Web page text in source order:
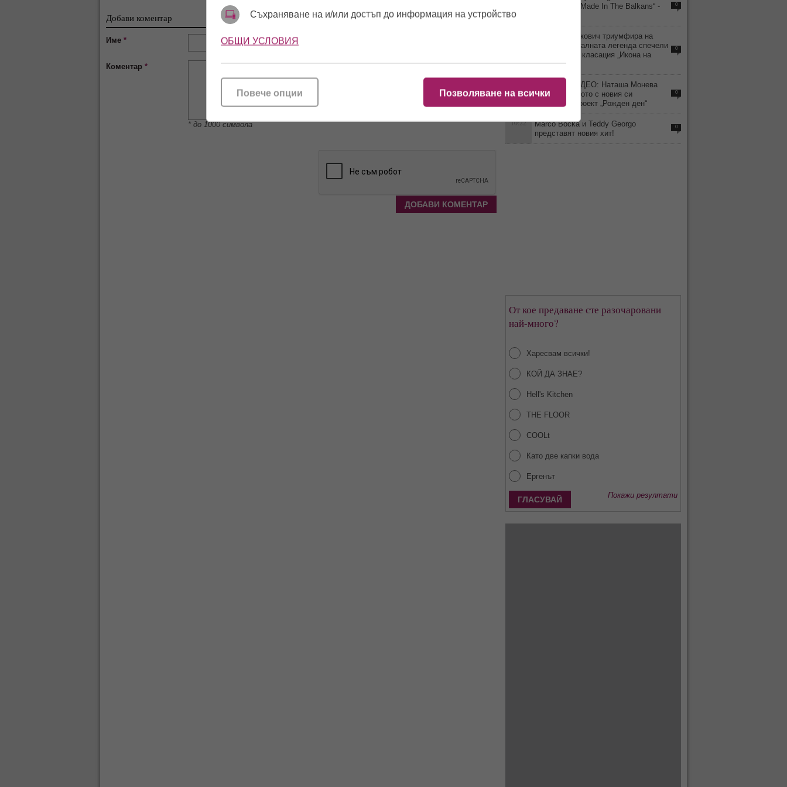
Добави коментар
Име *
Коментар *
* до 1000 символа
предствиха “Made In The Balkans“ -
0
Драгана Миркович триумфира на
върха: музикалната легенда спечели
престижната класация „Икона на
музиката“
0
ГОРЕЩО ВИДЕО: Наташа Монева
стартира лятото с новия си
музикален проект „Рожден ден“
0
10:22
Marco Bocka и Teddy Georgo
представят новия хит!
0
От кое предаване сте разочаровани
най-много?
Харесвам всички!
КОЙ ДА ЗНАЕ?
Hell's Kitchen
THE FLOOR
COOLt
Като две капки вода
Ергенът
Покажи резултати
Съхраняване на и/или достъп до информация на устройство
ОБЩИ УСЛОВИЯ
Позволяване на всички
Повече опции